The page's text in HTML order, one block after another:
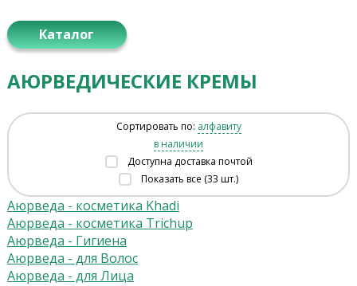
Каталог
АЮРВЕДИЧЕСКИЕ КРЕМЫ
Сортировать по: алфавиту
в наличии
Доступна доставка почтой
Показать все (33 шт.)
Аюрведа - косметика Khadi
Аюрведа - косметика Trichup
Аюрведа - Гигиена
Аюрведа - для Волос
Аюрведа - для Лица